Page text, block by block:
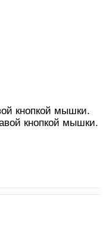
кнопкой мышки.
кнопкой мышки.